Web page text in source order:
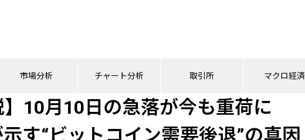
市場分析 チャート分析 取引所 マクロ経済
】10月10日の急落が今も重荷に
す“ビットコイン需要後退”の真因